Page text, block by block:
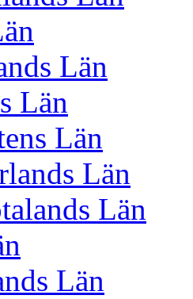
Län
Län
Län
Län
Län
Län